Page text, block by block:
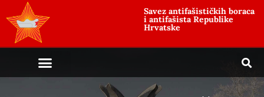
Savez antifašističkih boraca
i antifašista Republike
Hrvatske